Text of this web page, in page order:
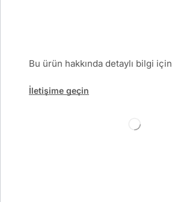
Bu ürün hakkında detaylı bilgi için
İletişime geçin